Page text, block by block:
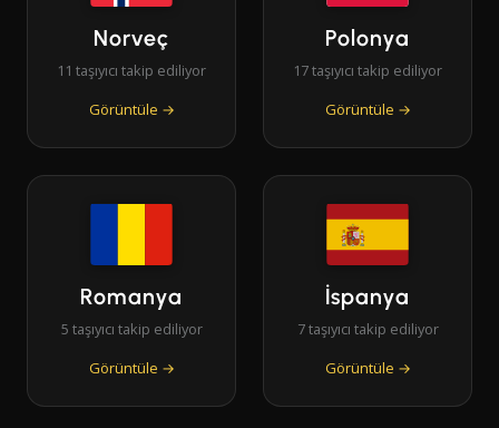
Norveç
11 taşıyıcı takip ediliyor
Görüntüle →
Polonya
17 taşıyıcı takip ediliyor
Görüntüle →
Romanya
5 taşıyıcı takip ediliyor
Görüntüle →
İspanya
7 taşıyıcı takip ediliyor
Görüntüle →